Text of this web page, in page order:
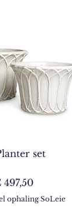
set
497,50
ophaling SoLeie